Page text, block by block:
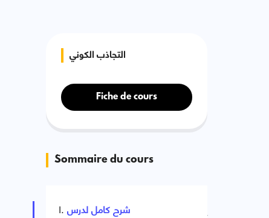
التجاذب الكوني
Fiche de cours
Sommaire du cours
شرح كامل لدرس